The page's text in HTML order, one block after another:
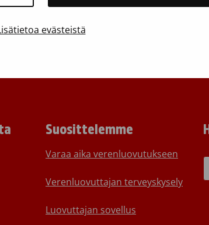
evästeistä
Suosittelemme
Varaa aika verenluovutukseen
Verenluovuttajan terveyskysely
Luovuttajan sovellus